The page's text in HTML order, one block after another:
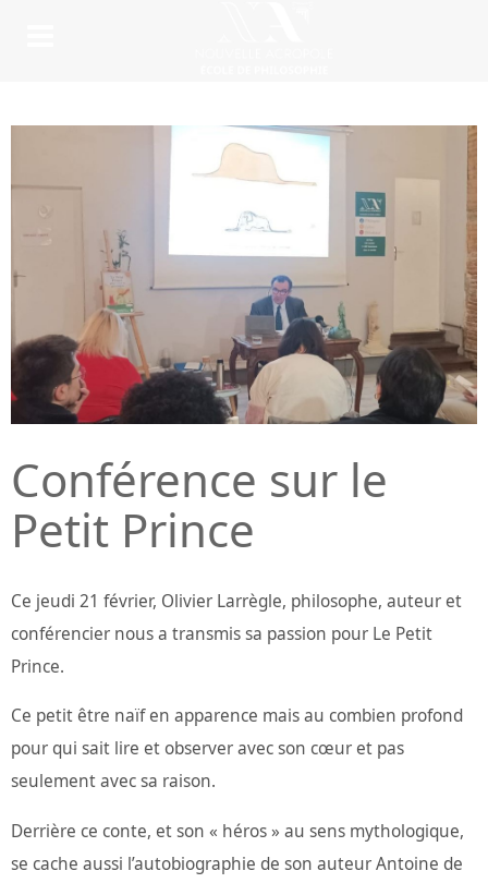
Conférence sur le
Petit Prince
Ce jeudi 21 février, Olivier Larrègle, philosophe, auteur et
conférencier nous a transmis sa passion pour Le Petit
Prince.
Ce petit être naïf en apparence mais au combien profond
pour qui sait lire et observer avec son cœur et pas
seulement avec sa raison.
Derrière ce conte, et son « héros » au sens mythologique,
se cache aussi l’autobiographie de son auteur Antoine de